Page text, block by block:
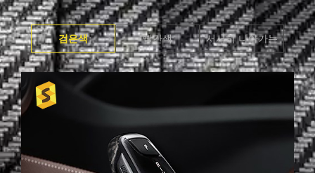
검은색 빨간색 서서히 나아가는